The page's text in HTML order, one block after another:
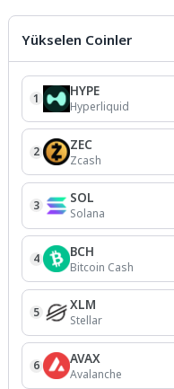
bağlayacak 1.4 kilometrelik
bağlantı hattında...
Yükselen Coinler
1 HYPE
Hyperliquid
2 ZEC
Zcash
3 SOL
Solana
4 BCH
Bitcoin Cash
5 XLM
Stellar
6 AVAX
Avalanche